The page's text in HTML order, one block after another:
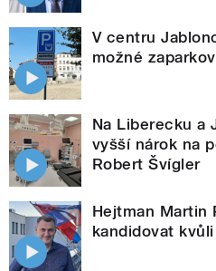
V centru
možné
Na Liberecku a
vyšší nárok na
Robert Švígler
Hejtman Martin
kandidovat